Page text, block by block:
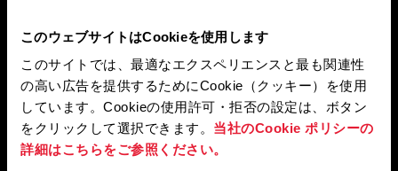
このウェブサイトはCookieを使用します
このサイトでは、最適なエクスペリエンスと最も関連性
の高い広告を提供するためにCookie（クッキー）を使用
しています。Cookieの使用許可・拒否の設定は、ボタン
をクリックして選択できます。 当社のCookie ポリシーの
詳細はこちらをご参照ください。